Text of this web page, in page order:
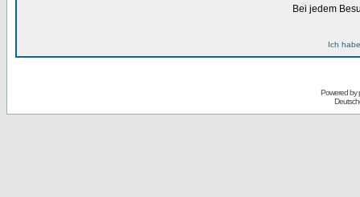
Bei jedem
Ich
Powered by